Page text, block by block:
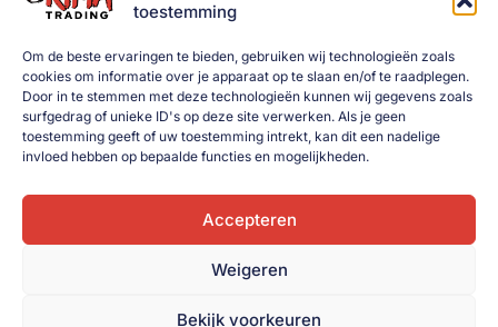
toestemming
Om de beste ervaringen te bieden, gebruiken wij technologieën zoals
cookies om informatie over je apparaat op te slaan en/of te raadplegen.
Door in te stemmen met deze technologieën kunnen wij gegevens zoals
surfgedrag of unieke ID's op deze site verwerken. Als je geen
toestemming geeft of uw toestemming intrekt, kan dit een nadelige
invloed hebben op bepaalde functies en mogelijkheden.
Accepteren
Weigeren
Bekijk voorkeuren